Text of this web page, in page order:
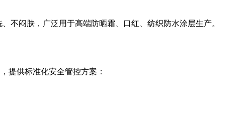
不闷肤，广泛用于高端防晒霜、口红、纺织防水涂层生产。
提供标准化安全管控方案：